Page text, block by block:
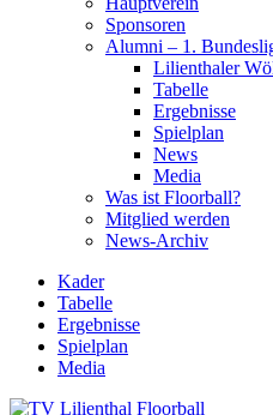
Sponsoren
Alumni – 1.
Lilienthaler
Tabelle
Ergebnisse
Spielplan
News
Media
Was ist Floorball?
Mitglied werden
News-Archiv
Kader
Tabelle
Ergebnisse
Spielplan
Media